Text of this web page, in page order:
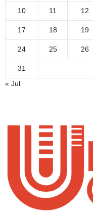
10 11 12
17 18 19
24 25 26
31
« Jul